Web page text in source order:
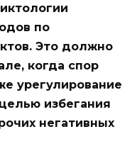
по
Это должно
когда спор
урегулирование
избегания
негативных